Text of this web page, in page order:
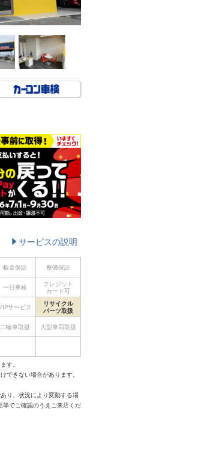
サービスの説明
板金保証 整備保証
一日車検
クレジット
カード可
サービス
リサイクル
パーツ取扱
二輪車取扱 大型車両取扱
す。
できない場合があります。
り、状況により変動する場
等でご確認のうえご来店くだ